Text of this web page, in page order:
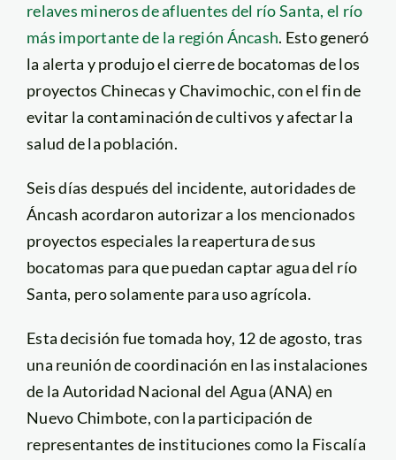
relaves mineros de afluentes del río Santa, el río
más importante de la región Áncash. Esto generó
la alerta y produjo el cierre de bocatomas de los
proyectos Chinecas y Chavimochic, con el fin de
evitar la contaminación de cultivos y afectar la
salud de la población.
Seis días después del incidente, autoridades de
Áncash acordaron autorizar a los mencionados
proyectos especiales la reapertura de sus
bocatomas para que puedan captar agua del río
Santa, pero solamente para uso agrícola.
Esta decisión fue tomada hoy, 12 de agosto, tras
una reunión de coordinación en las instalaciones
de la Autoridad Nacional del Agua (ANA) en
Nuevo Chimbote, con la participación de
representantes de instituciones como la Fiscalía